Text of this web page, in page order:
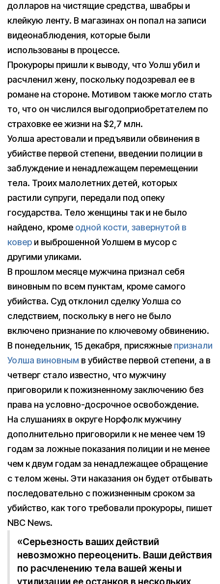
долларов на чистящие средства, швабры и
клейкую ленту. В магазинах он попал на записи
видеонаблюдения, которые были
использованы в процессе.
Прокуроры пришли к выводу, что Уолш убил и
расчленил жену, поскольку подозревал ее в
романе на стороне. Мотивом также могло стать
то, что он числился выгодоприобретателем по
страховке ее жизни на $2,7 млн.
Уолша арестовали и предъявили обвинения в
убийстве первой степени, введении полиции в
заблуждение и ненадлежащем перемещении
тела. Троих малолетних детей, которых
растили супруги, передали под опеку
государства. Тело женщины так и не было
найдено, кроме одной кости, завернутой в
ковер и выброшенной Уолшем в мусор с
другими уликами.
В прошлом месяце мужчина признал себя
виновным по всем пунктам, кроме самого
убийства. Суд отклонил сделку Уолша со
следствием, поскольку в него не было
включено признание по ключевому обвинению.
В понедельник, 15 декабря, присяжные признали
Уолша виновным в убийстве первой степени, а в
четверг стало известно, что мужчину
приговорили к пожизненному заключению без
права на условно-досрочное освобождение.
На слушаниях в округе Норфолк мужчину
дополнительно приговорили к не менее чем 19
годам за ложные показания полиции и не менее
чем к двум годам за ненадлежащее обращение
с телом жены. Эти наказания он будет отбывать
последовательно с пожизненным сроком за
убийство, как того требовали прокуроры, пишет
NBC News.
«Серьезность ваших действий
невозможно переоценить. Ваши действия
по расчленению тела вашей жены и